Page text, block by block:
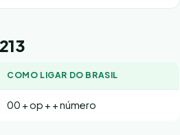
COMO LIGAR DO BRASIL
00 + op + + número